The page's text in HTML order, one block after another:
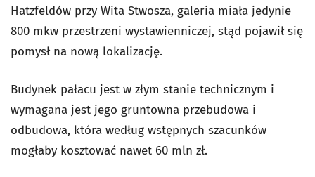
Hatzfeldów przy Wita Stwosza, galeria miała jedynie
800 mkw przestrzeni wystawienniczej, stąd pojawił się
pomysł na nową lokalizację.
Budynek pałacu jest w złym stanie technicznym i
wymagana jest jego gruntowna przebudowa i
odbudowa, która według wstępnych szacunków
mogłaby kosztować nawet 60 mln zł.